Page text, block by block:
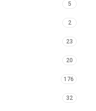
5
2
23
20
176
32